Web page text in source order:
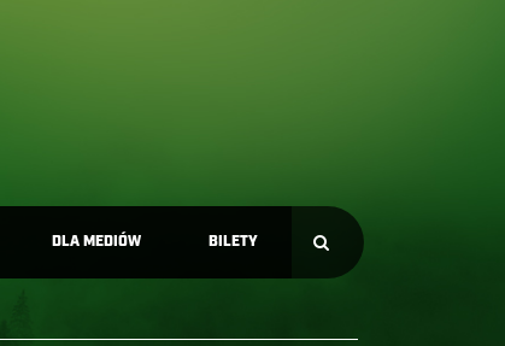
DLA MEDIÓW BILETY